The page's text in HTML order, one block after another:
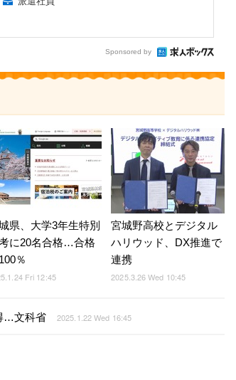
Sponsored by
県、大学3年生特別
に20名合格…合格
％
Fri 12:45
宮城野高校とデジタル
ハリウッド、DX推進で
連携
2025.3.26 Wed 10:45
…文科省 2025.1.22 Wed 16:45